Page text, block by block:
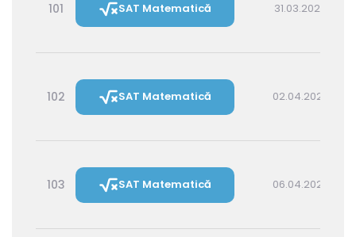
101 SAT Matematică 31.03.2027 14:30
102 SAT Matematică 02.04.2027 16:00
103 SAT Matematică 06.04.2027 16:00